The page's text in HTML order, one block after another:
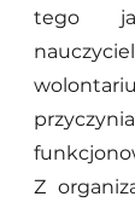
tego
Z